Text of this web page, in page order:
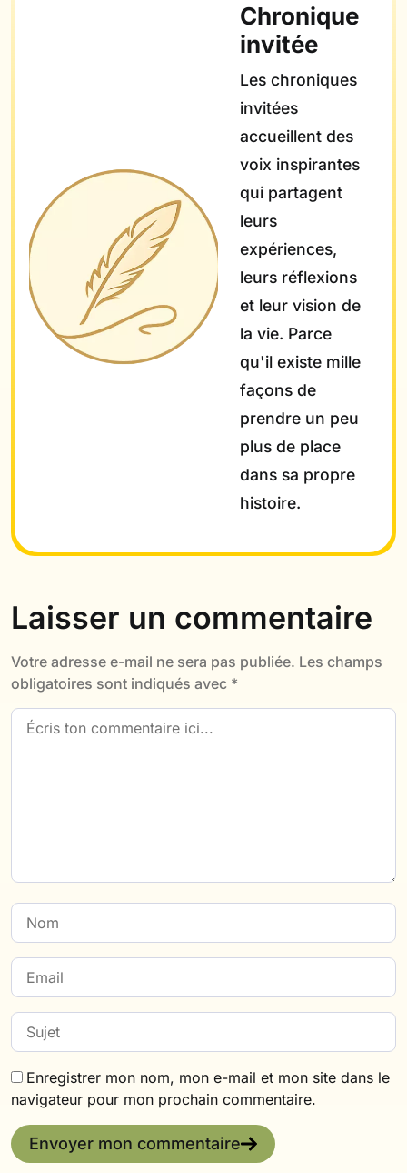
Chronique
invitée
Les chroniques
invitées
accueillent des
voix inspirantes
qui partagent
leurs
expériences,
leurs réflexions
et leur vision de
la vie. Parce
qu'il existe mille
façons de
prendre un peu
plus de place
dans sa propre
histoire.
Laisser un commentaire
Votre adresse e-mail ne sera pas publiée. Les champs
obligatoires sont indiqués avec *
Enregistrer mon nom, mon e-mail et mon site dans le
navigateur pour mon prochain commentaire.
Envoyer mon commentaire